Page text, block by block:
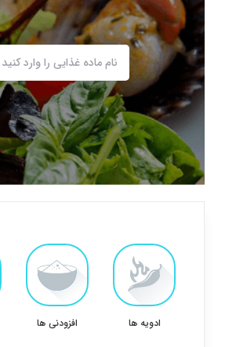
ادویه ها افزودنی ها